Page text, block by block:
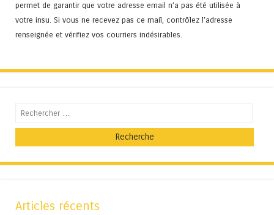
permet de garantir que votre adresse email n’a pas été utilisée à
votre insu. Si vous ne recevez pas ce mail, contrôlez l’adresse
renseignée et vérifiez vos courriers indésirables.
Recherche
Articles récents